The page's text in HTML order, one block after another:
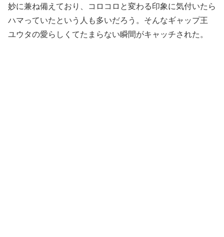
妙に兼ね備えており、コロコロと変わる印象に気付いたら
ハマっていたという人も多いだろう。そんなギャップ王
ユウタの愛らしくてたまらない瞬間がキャッチされた。